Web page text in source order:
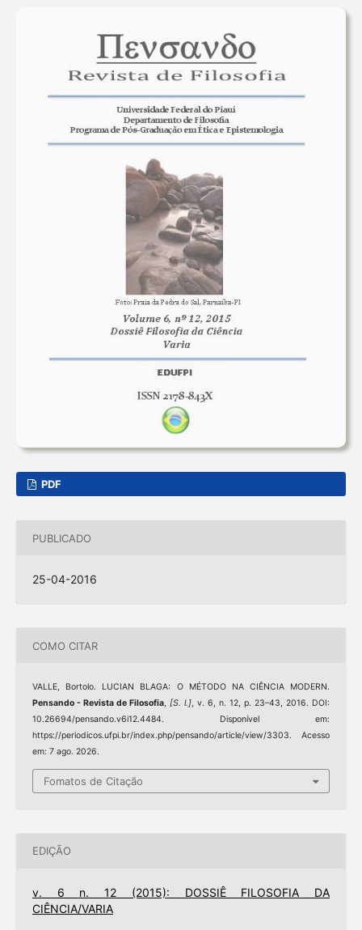
PDF
PUBLICADO
25-04-2016
COMO CITAR
VALLE, Bortolo. LUCIAN BLAGA: O MÉTODO NA CIÊNCIA MODERN.
Pensando - Revista de Filosofia,[S. l.], v. 6, n. 12, p. 23–43, 2016. DOI:
10.26694/pensando.v6i12.4484. Disponível em:
https://periodicos.ufpi.br/index.php/pensando/article/view/3303. Acesso
em: 7 ago. 2026.
Fomatos de Citação
EDIÇÃO
v. 6 n. 12 (2015): DOSSIÊ FILOSOFIA DA
CIÊNCIA/VARIA